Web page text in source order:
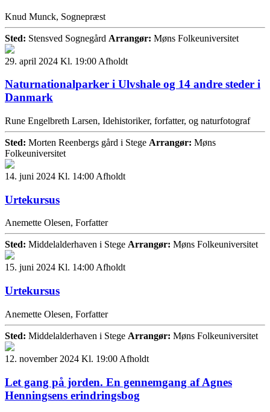
Knud Munck, Sognepræst
Sted: Stensved Sognegård Arrangør: Møns Folkeuniversitet
29. april 2024 Kl. 19:00 Afholdt
Naturnationalparker i Ulvshale og 14 andre steder i
Danmark
Rune Engelbreth Larsen, Idehistoriker, forfatter, og naturfotograf
Sted: Morten Reenbergs gård i Stege Arrangør: Møns
Folkeuniversitet
14. juni 2024 Kl. 14:00 Afholdt
Urtekursus
Anemette Olesen, Forfatter
Sted: Middelalderhaven i Stege Arrangør: Møns Folkeuniversitet
15. juni 2024 Kl. 14:00Afholdt
Urtekursus
Anemette Olesen, Forfatter
Sted: Middelalderhaven i Stege Arrangør: Møns Folkeuniversitet
12. november 2024 Kl. 19:00 Afholdt
Let gang på jorden. En gennemgang af Agnes
Henningsens erindringsbog